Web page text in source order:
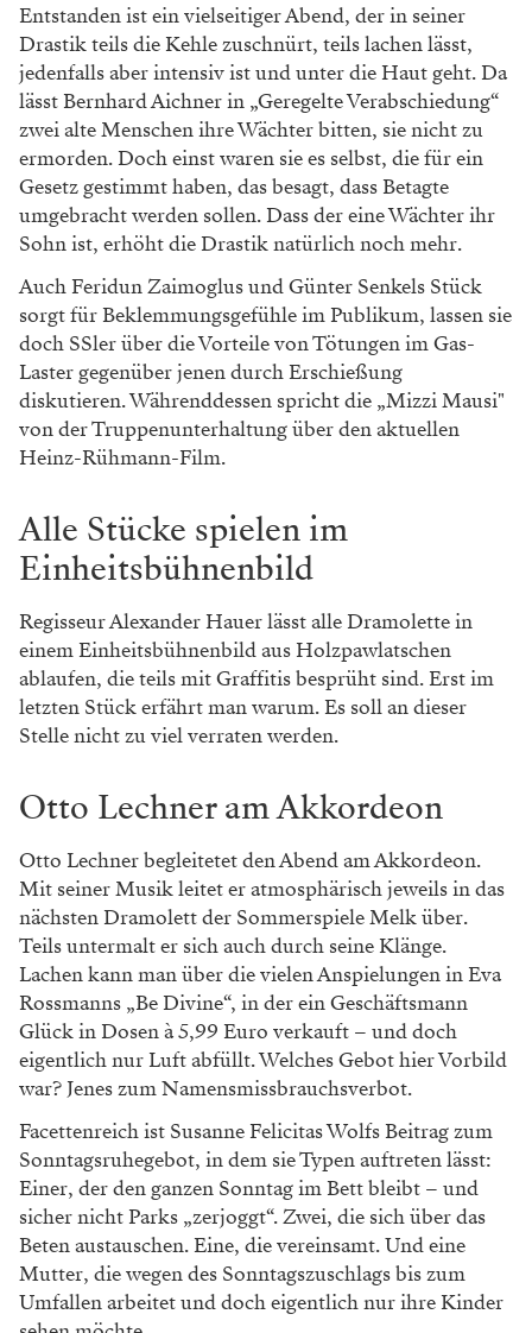
Entstanden ist ein vielseitiger Abend, der in seiner
Drastik teils die Kehle zuschnürt, teils lachen lässt,
jedenfalls aber intensiv ist und unter die Haut geht. Da
lässt Bernhard Aichner in „Geregelte Verabschiedung“
zwei alte Menschen ihre Wächter bitten, sie nicht zu
ermorden. Doch einst waren sie es selbst, die für ein
Gesetz gestimmt haben, das besagt, dass Betagte
umgebracht werden sollen. Dass der eine Wächter ihr
Sohn ist, erhöht die Drastik natürlich noch mehr.
Auch Feridun Zaimoglus und Günter Senkels Stück
sorgt für Beklemmungsgefühle im Publikum, lassen sie
doch SSler über die Vorteile von Tötungen im Gas-
Laster gegenüber jenen durch Erschießung
diskutieren. Währenddessen spricht die „Mizzi Mausi"
von der Truppenunterhaltung über den aktuellen
Heinz-Rühmann-Film.
Alle Stücke spielen im
Einheitsbühnenbild
Regisseur Alexander Hauer lässt alle Dramolette in
einem Einheitsbühnenbild aus Holzpawlatschen
ablaufen, die teils mit Graffitis besprüht sind. Erst im
letzten Stück erfährt man warum. Es soll an dieser
Stelle nicht zu viel verraten werden.
Otto Lechner am Akkordeon
Otto Lechner begleitetet den Abend am Akkordeon.
Mit seiner Musik leitet er atmosphärisch jeweils in das
nächsten Dramolett der Sommerspiele Melk über.
Teils untermalt er sich auch durch seine Klänge.
Lachen kann man über die vielen Anspielungen in Eva
Rossmanns „Be Divine“, in der ein Geschäftsmann
Glück in Dosen à 5,99 Euro verkauft – und doch
eigentlich nur Luft abfüllt. Welches Gebot hier Vorbild
war? Jenes zum Namensmissbrauchsverbot.
Facettenreich ist Susanne Felicitas Wolfs Beitrag zum
Sonntagsruhegebot, in dem sie Typen auftreten lässt:
Einer, der den ganzen Sonntag im Bett bleibt – und
sicher nicht Parks „zerjoggt“. Zwei, die sich über das
Beten austauschen. Eine, die vereinsamt. Und eine
Mutter, die wegen des Sonntagszuschlags bis zum
Umfallen arbeitet und doch eigentlich nur ihre Kinder